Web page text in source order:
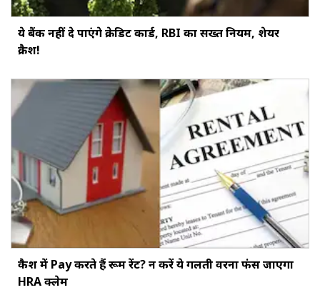
ये बैंक नहीं दे पाएंगे क्रेडिट कार्ड, RBI का सख्‍त नियम, शेयर
क्रैश!
कैश में Pay करते हैं रूम रेंट? न करें ये गलती वरना फंस जाएगा
HRA क्लेम